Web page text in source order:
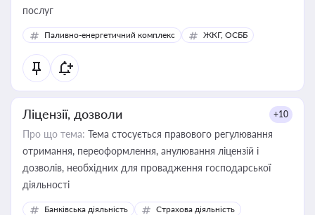
послуг
Паливно-енергетичний комплекс ЖКГ, ОСББ
Ліцензії, дозволи +10
Про що тема: Тема стосується правового регулювання
отримання, переоформлення, анулювання ліцензій і
дозволів, необхідних для провадження господарської
діяльності
Банківська діяльність
Страхова діяльність